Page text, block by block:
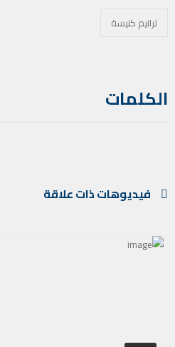
ترانيم كنيسة
الكلمات
فيديوهات ذات علاقة